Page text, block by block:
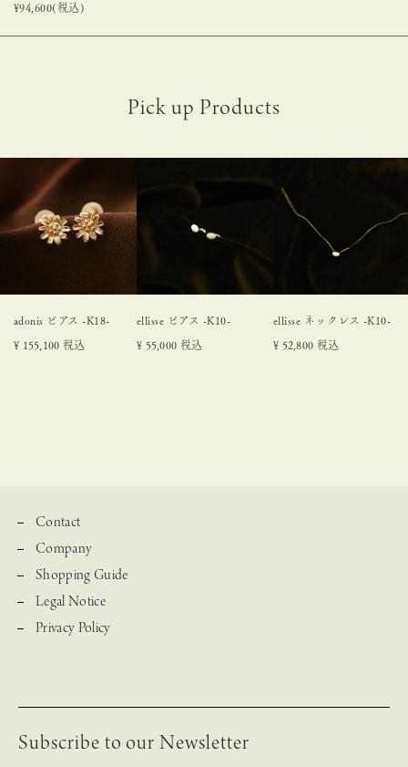
¥94,600(税込)
adonis ピアス -K18-
¥ 155,100 税込
ellisse ピアス -K10-
¥ 55,000 税込
ellisse ネックレス -K10-
¥ 52,800 税込
Subscribe to our Newsletter
Contact
Company
Shopping Guide
Legal Notice
Privacy Policy